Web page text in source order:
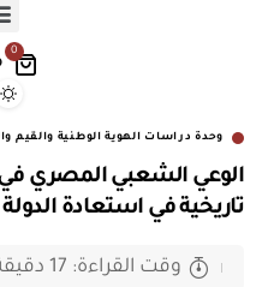
0
وحدة دراسات الهوية الوطنية والقيم
تاريخية في استعادة الدولة
وقت القراءة: 17 دقيقة